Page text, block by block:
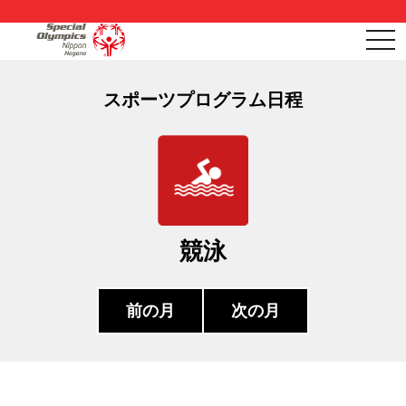
スポーツプログラム日程
競泳
前の月 次の月